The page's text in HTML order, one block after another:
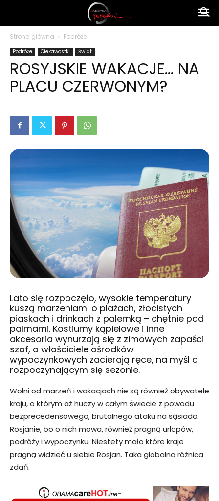
Strona główna Podróże
Podróże Ciekawostki Świat
ROSYJSKIE WAKACJE… NA
PLACU CZERWONYM?
Lato się rozpoczęło, wysokie temperatury
kuszą marzeniami o plażach, złocistych
piaskach i drinkach z palemką – chętnie pod
palmami. Kostiumy kąpielowe i inne
akcesoria wynurzają się z zimowych zapaści
szaf, a właściciele ośrodków
wypoczynkowych zacierają ręce, na myśl o
rozpoczynającym się sezonie.
Wolni od marzeń i wakacjach nie są również obywatele
kraju, o którym aż huczy w całym świecie z powodu
bezprecedensowego, brutalnego ataku na sąsiada.
Rosjanie, bo o nich mowa, również pragną urlopów,
podróży i wypoczynku. Niestety mało które kraje
pragną widzieć u siebie Rosjan. Taka globalna różnica
zdań.